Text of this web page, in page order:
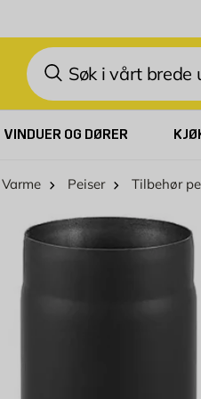
Søk
VINDUER OG DØRER
Varme Peiser Tilbehør